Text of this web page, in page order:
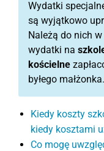
Wydatki
są wyjątkowo
Należą do nich
wydatki na
kościelne
byłego małżonka.
Kiedy koszty
kiedy kosztami
Co mogę